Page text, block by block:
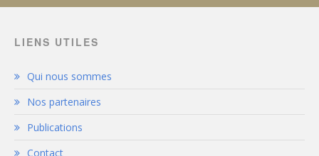
LIENS UTILES
Qui nous sommes
Nos partenaires
Publications
Contact